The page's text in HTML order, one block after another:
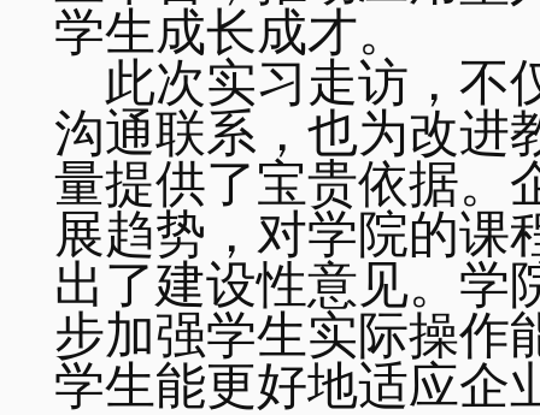
学生成长成才。
此次实习走访，不
沟通联系，也为改进
量提供了宝贵依据。
展趋势，对学院的课
出了建设性意见。学
步加强学生实际操作
学生能更好地适应企